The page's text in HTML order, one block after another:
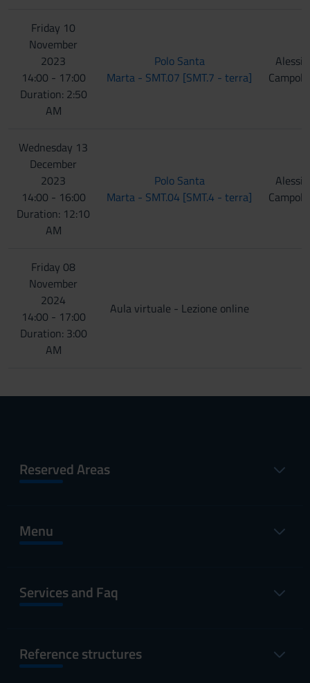
Friday 10
November
2023
14:00 - 17:00
Duration: 2:50
AM
Polo Santa
Marta - SMT.07 [SMT.7 - terra]
Alessia
Wednesday 13
December
2023
14:00 - 16:00
Duration: 12:10
AM
Polo Santa
Marta - SMT.04 [SMT.4 - terra]
Alessia
Friday 08
November
2024
14:00 - 17:00
Duration: 3:00
AM
Aula virtuale - Lezione online
Reserved Areas
Menu
Services and Faq
Reference structures